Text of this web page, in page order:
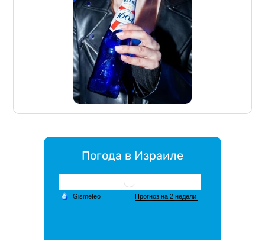
Погода в Израиле